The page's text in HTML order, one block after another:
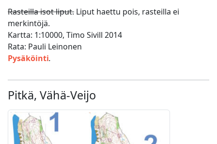
Rasteilla isot liput. Liput haettu pois, rasteilla ei
merkintöjä.
Kartta: 1:10000, Timo Sivill 2014
Rata: Pauli Leinonen
Pysäköinti.
Pitkä, Vähä-Veijo